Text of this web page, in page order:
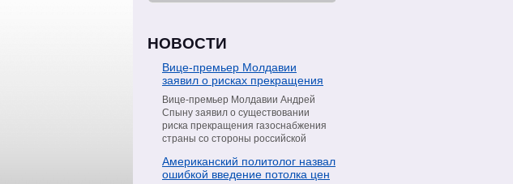
НОВОСТИ
Вице-премьер Молдавии
заявил о рисках прекращения
поставок газа со стороны
«Газпрома»
Вице-премьер Молдавии Андрей
Спыну заявил о существовании
риска прекращения газоснабжения
страны со стороны российской
сообщил в интервью телеканалу
Moldova 1, пишет РИА Новости.
Американский политолог назвал
ошибкой введение потолка цен